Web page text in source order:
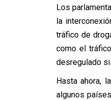
Los
la
tráfico de
como el
desregulado
Hasta ahora,
algunos